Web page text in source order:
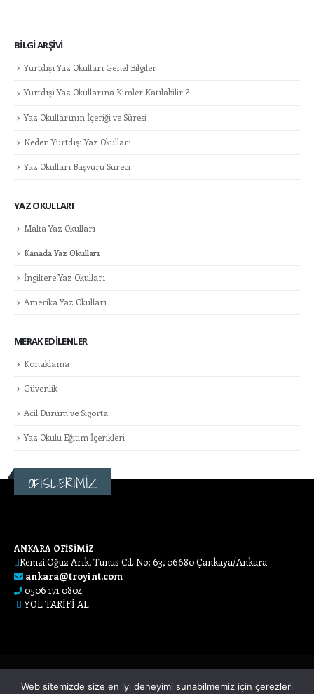
BILGI ARŞIVI
Yurtdışı Yaz Okulları Genel Bilgiler
Yurtdışı Yaz Okullarına Kimler Katılabilir ?
Yaz Okullarının İçeriği ve Süresi
Neden Yurtdışı Yaz Okulları
Yaz Okulları Başvuru Süreci
YAZ OKULLARI
Malta Yaz Okulları
Kanada Yaz Okulları
İngiltere Yaz Okulları
Amerika Yaz Okulları
MERAK EDILENLER
Konaklama
Güvenlik
Acil Durum ve Sigorta
Yaz Okulu Eğitim İçerikleri
OFİSLERİMİZ
ANKARA OFİSİMİZ
Remzi Oğuz Arık, Tunus Cd. No: 63, 06680 Çankaya/Ankara
ankara@troyint.com
0506 171 0804
YOL TARİFİ AL
Web sitemizde size en iyi deneyimi sunabilmemiz için çerezleri